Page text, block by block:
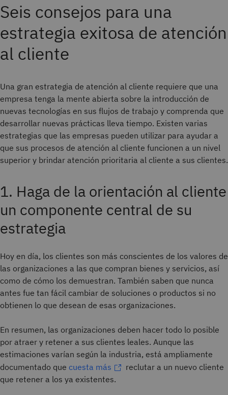
Seis consejos para una
estrategia exitosa de atención
al cliente
Una gran estrategia de atención al cliente requiere que una
empresa tenga la mente abierta sobre la introducción de
nuevas tecnologías en sus flujos de trabajo y comprenda que
desarrollar nuevas prácticas lleva tiempo. Existen varias
estrategias que las empresas pueden utilizar para ayudar a
que sus procesos de atención al cliente funcionen a un nivel
superior y brindar atención prioritaria al cliente a sus clientes.
1. Haga de la orientación al cliente
un componente central de su
estrategia
Hoy en día, los clientes son más conscientes de los valores de
las organizaciones a las que compran bienes y servicios, así
como de cómo los demuestran. También saben que nunca
antes fue tan fácil cambiar de soluciones o productos si no
obtienen lo que desean de esas organizaciones.
En resumen, las organizaciones deben hacer todo lo posible
por atraer y retener a sus clientes leales. Aunque las
estimaciones varían según la industria, está ampliamente
documentado que cuesta más
reclutar a un nuevo cliente
que retener a los ya existentes.